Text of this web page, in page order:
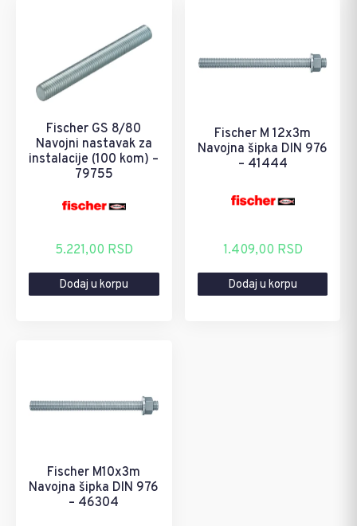
Fischer GS 8/80
Navojni nastavak za
instalacije (100 kom) –
79755
5.221,00 RSD
Dodaj u korpu
Fischer M 12x3m
Navojna šipka DIN 976
– 41444
1.409,00 RSD
Dodaj u korpu
Fischer M10x3m
Navojna šipka DIN 976
– 46304